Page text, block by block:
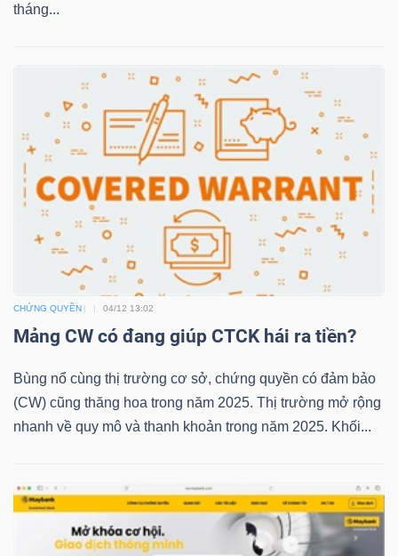
tháng...
CHỨNG QUYỀN 04/12 13:02
Mảng CW có đang giúp CTCK hái ra tiền?
Bùng nổ cùng thị trường cơ sở, chứng quyền có đảm bảo
(CW) cũng thăng hoa trong năm 2025. Thị trường mở rộng
nhanh về quy mô và thanh khoản trong năm 2025. Khối...
VẬT
LIỆU
CÔNG
DÙNG
KHÔNG
THIẾT